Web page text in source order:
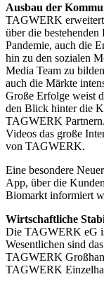
Ausbau der
TAGWERK
über die
Pandemie, auch die
hin zu den sozialen
Media Team zu
auch die Märkte
Große Erfolge weist
den Blick hinter die
TAGWERK
Videos das große
von TAGWERK.
Eine besondere
App, über die
Biomarkt informiert
Wirtschaftliche
Die TAGWERK eG
Wesentlichen sind
TAGWERK
TAGWERK